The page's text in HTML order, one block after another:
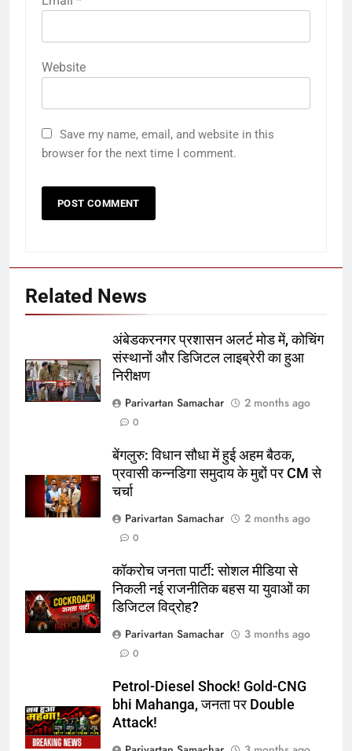
Website
Save my name, email, and website in this
browser for the next time I comment.
Related News
अंबेडकरनगर प्रशासन अलर्ट मोड में, कोचिंग
संस्थानों और डिजिटल लाइब्रेरी का हुआ
निरीक्षण
Parivartan Samachar
2 months ago
0
बेंगलुरु: विधान सौधा में हुई अहम बैठक,
प्रवासी कन्नडिगा समुदाय के मुद्दों पर CM से
चर्चा
Parivartan Samachar
2 months ago
0
कॉकरोच जनता पार्टी: सोशल मीडिया से
निकली नई राजनीतिक बहस या युवाओं का
डिजिटल विद्रोह?
Parivartan Samachar
3 months ago
0
Petrol-Diesel Shock! Gold-CNG
bhi Mahanga, जनता पर Double
Attack!